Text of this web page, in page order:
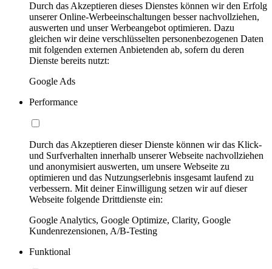
Durch das Akzeptieren dieses Dienstes können wir den Erfolg
unserer Online-Werbeeinschaltungen besser nachvollziehen,
auswerten und unser Werbeangebot optimieren. Dazu
gleichen wir deine verschlüsselten personenbezogenen Daten
mit folgenden externen Anbietenden ab, sofern du deren
Dienste bereits nutzt:
Google Ads
Performance
Durch das Akzeptieren dieser Dienste können wir das Klick-
und Surfverhalten innerhalb unserer Webseite nachvollziehen
und anonymisiert auswerten, um unsere Webseite zu
optimieren und das Nutzungserlebnis insgesamt laufend zu
verbessern. Mit deiner Einwilligung setzen wir auf dieser
Webseite folgende Drittdienste ein:
Google Analytics, Google Optimize, Clarity, Google
Kundenrezensionen, A/B-Testing
Funktional